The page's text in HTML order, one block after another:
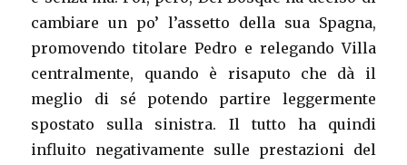
cambiare un po’ l’assetto della sua Spagna,
promovendo titolare Pedro e relegando Villa
centralmente, quando è risaputo che dà il
meglio di sé potendo partire leggermente
spostato sulla sinistra. Il tutto ha quindi
influito negativamente sulle prestazioni del